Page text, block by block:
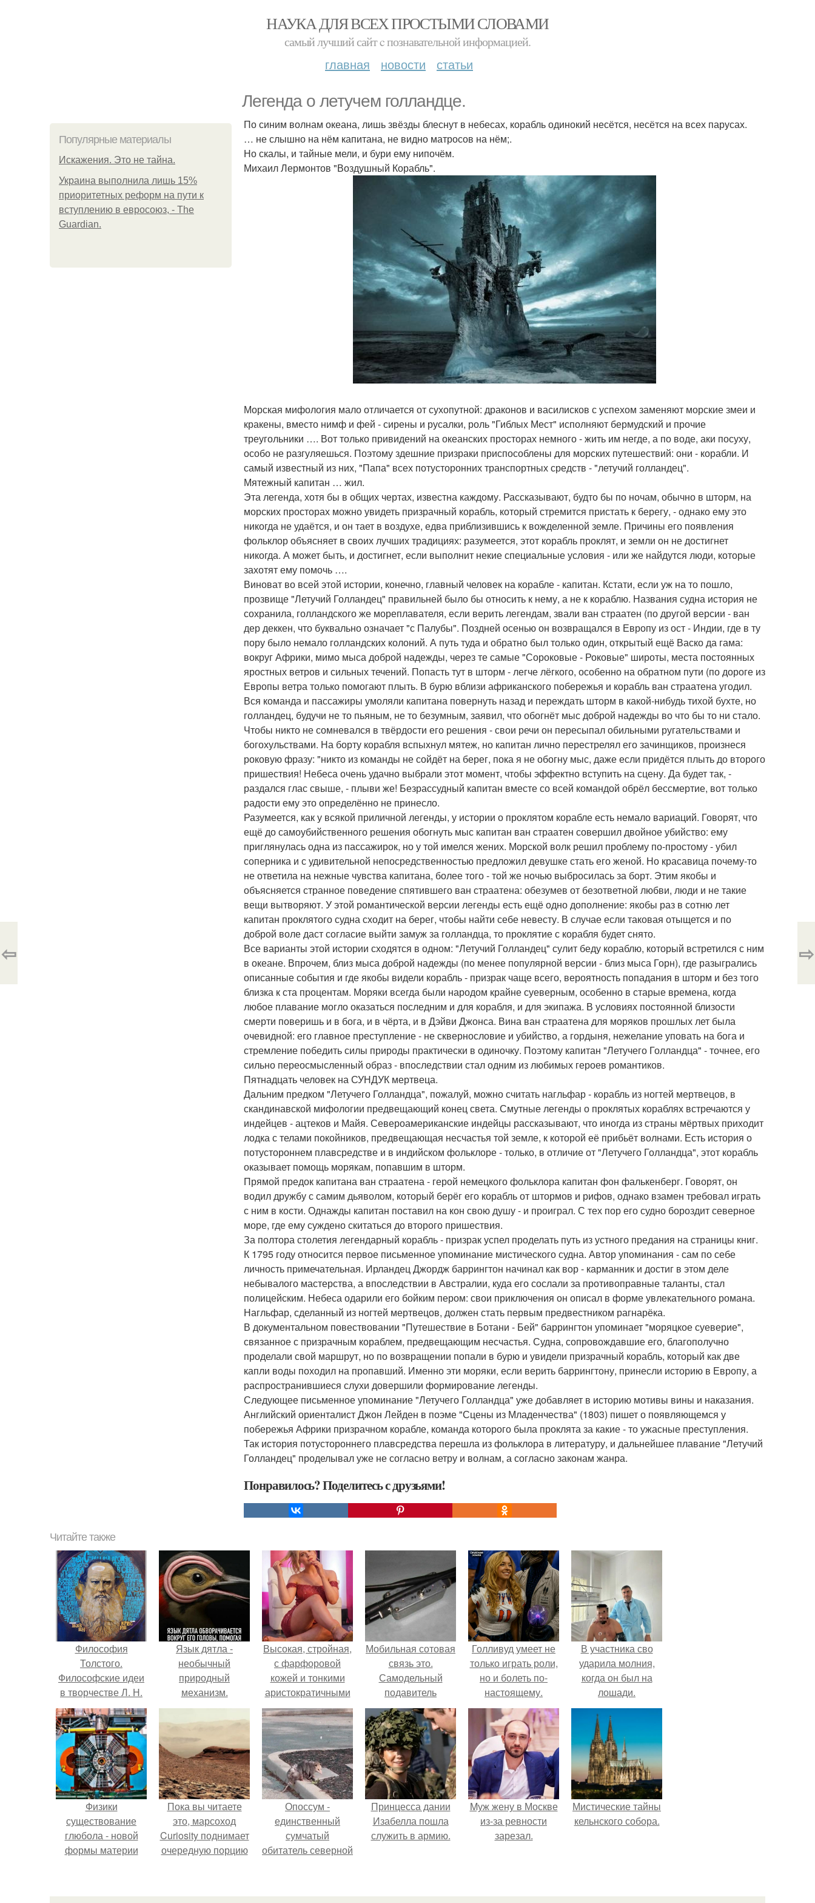
НАУКА ДЛЯ ВСЕХ ПРОСТЫМИ СЛОВАМИ
самый лучший сайт c познавательной информацией.
главная новости статьи
Легенда о летучем голландце.
Популярные материалы
Искажения. Это не тайна.
Украина выполнила лишь 15%
приоритетных реформ на пути к
вступлению в евросоюз, - The
Guardian.
По синим волнам океана, лишь звёзды блеснут в небесах, корабль одинокий несётся, несётся на всех парусах.
… не слышно на нём капитана, не видно матросов на нём;.
Но скалы, и тайные мели, и бури ему нипочём.
Михаил Лермонтов "Воздушный Корабль".
Морская мифология мало отличается от сухопутной: драконов и василисков с успехом заменяют морские змеи и
кракены, вместо нимф и фей - сирены и русалки, роль "Гиблых Мест" исполняют бермудский и прочие
треугольники …. Вот только привидений на океанских просторах немного - жить им негде, а по воде, аки посуху,
особо не разгуляешься. Поэтому здешние призраки приспособлены для морских путешествий: они - корабли. И
самый известный из них, "Папа" всех потусторонних транспортных средств - "летучий голландец".
Мятежный капитан … жил.
Эта легенда, хотя бы в общих чертах, известна каждому. Рассказывают, будто бы по ночам, обычно в шторм, на
морских просторах можно увидеть призрачный корабль, который стремится пристать к берегу, - однако ему это
никогда не удаётся, и он тает в воздухе, едва приблизившись к вожделенной земле. Причины его появления
фольклор объясняет в своих лучших традициях: разумеется, этот корабль проклят, и земли он не достигнет
никогда. А может быть, и достигнет, если выполнит некие специальные условия - или же найдутся люди, которые
захотят ему помочь ….
Виноват во всей этой истории, конечно, главный человек на корабле - капитан. Кстати, если уж на то пошло,
прозвище "Летучий Голландец" правильней было бы относить к нему, а не к кораблю. Названия судна история не
сохранила, голландского же мореплавателя, если верить легендам, звали ван страатен (по другой версии - ван
дер деккен, что буквально означает "с Палубы". Поздней осенью он возвращался в Европу из ост - Индии, где в ту
пору было немало голландских колоний. А путь туда и обратно был только один, открытый ещё Васко да гама:
вокруг Африки, мимо мыса доброй надежды, через те самые "Сороковые - Роковые" широты, места постоянных
яростных ветров и сильных течений. Попасть тут в шторм - легче лёгкого, особенно на обратном пути (по дороге из
Европы ветра только помогают плыть. В бурю вблизи африканского побережья и корабль ван страатена угодил.
Вся команда и пассажиры умоляли капитана повернуть назад и переждать шторм в какой-нибудь тихой бухте, но
голландец, будучи не то пьяным, не то безумным, заявил, что обогнёт мыс доброй надежды во что бы то ни стало.
Чтобы никто не сомневался в твёрдости его решения - свои речи он пересыпал обильными ругательствами и
богохульствами. На борту корабля вспыхнул мятеж, но капитан лично перестрелял его зачинщиков, произнеся
роковую фразу: "никто из команды не сойдёт на берег, пока я не обогну мыс, даже если придётся плыть до второго
пришествия! Небеса очень удачно выбрали этот момент, чтобы эффектно вступить на сцену. Да будет так, -
раздался глас свыше, - плыви же! Безрассудный капитан вместе со всей командой обрёл бессмертие, вот только
радости ему это определённо не принесло.
Разумеется, как у всякой приличной легенды, у истории о проклятом корабле есть немало вариаций. Говорят, что
ещё до самоубийственного решения обогнуть мыс капитан ван страатен совершил двойное убийство: ему
приглянулась одна из пассажирок, но у той имелся жених. Морской волк решил проблему по-простому - убил
соперника и с удивительной непосредственностью предложил девушке стать его женой. Но красавица почему-то
не ответила на нежные чувства капитана, более того - той же ночью выбросилась за борт. Этим якобы и
объясняется странное поведение спятившего ван страатена: обезумев от безответной любви, люди и не такие
вещи вытворяют. У этой романтической версии легенды есть ещё одно дополнение: якобы раз в сотню лет
капитан проклятого судна сходит на берег, чтобы найти себе невесту. В случае если таковая отыщется и по
доброй воле даст согласие выйти замуж за голландца, то проклятие с корабля будет снято.
Все варианты этой истории сходятся в одном: "Летучий Голландец" сулит беду кораблю, который встретился с ним
в океане. Впрочем, близ мыса доброй надежды (по менее популярной версии - близ мыса Горн), где разыгрались
описанные события и где якобы видели корабль - призрак чаще всего, вероятность попадания в шторм и без того
близка к ста процентам. Моряки всегда были народом крайне суеверным, особенно в старые времена, когда
любое плавание могло оказаться последним и для корабля, и для экипажа. В условиях постоянной близости
смерти поверишь и в бога, и в чёрта, и в Дэйви Джонса. Вина ван страатена для моряков прошлых лет была
очевидной: его главное преступление - не сквернословие и убийство, а гордыня, нежелание уповать на бога и
стремление победить силы природы практически в одиночку. Поэтому капитан "Летучего Голландца" - точнее, его
сильно переосмысленный образ - впоследствии стал одним из любимых героев романтиков.
Пятнадцать человек на СУНДУК мертвеца.
Дальним предком "Летучего Голландца", пожалуй, можно считать нагльфар - корабль из ногтей мертвецов, в
скандинавской мифологии предвещающий конец света. Смутные легенды о проклятых кораблях встречаются у
индейцев - ацтеков и Майя. Североамериканские индейцы рассказывают, что иногда из страны мёртвых приходит
лодка с телами покойников, предвещающая несчастья той земле, к которой её прибьёт волнами. Есть история о
потустороннем плавсредстве и в индийском фольклоре - только, в отличие от "Летучего Голландца", этот корабль
оказывает помощь морякам, попавшим в шторм.
Прямой предок капитана ван страатена - герой немецкого фольклора капитан фон фалькенберг. Говорят, он
водил дружбу с самим дьяволом, который берёг его корабль от штормов и рифов, однако взамен требовал играть
с ним в кости. Однажды капитан поставил на кон свою душу - и проиграл. С тех пор его судно бороздит северное
море, где ему суждено скитаться до второго пришествия.
За полтора столетия легендарный корабль - призрак успел проделать путь из устного предания на страницы книг.
К 1795 году относится первое письменное упоминание мистического судна. Автор упоминания - сам по себе
личность примечательная. Ирландец Джордж баррингтон начинал как вор - карманник и достиг в этом деле
небывалого мастерства, а впоследствии в Австралии, куда его сослали за противоправные таланты, стал
полицейским. Небеса одарили его бойким пером: свои приключения он описал в форме увлекательного романа.
Нагльфар, сделанный из ногтей мертвецов, должен стать первым предвестником рагнарёка.
В документальном повествовании "Путешествие в Ботани - Бей" баррингтон упоминает "моряцкое суеверие",
связанное с призрачным кораблем, предвещающим несчастья. Судна, сопровождавшие его, благополучно
проделали свой маршрут, но по возвращении попали в бурю и увидели призрачный корабль, который как две
капли воды походил на пропавший. Именно эти моряки, если верить баррингтону, принесли историю в Европу, а
распространившиеся слухи довершили формирование легенды.
Следующее письменное упоминание "Летучего Голландца" уже добавляет в историю мотивы вины и наказания.
Английский ориенталист Джон Лейден в поэме "Сцены из Младенчества" (1803) пишет о появляющемся у
побережья Африки призрачном корабле, команда которого была проклята за какие - то ужасные преступления.
Так история потустороннего плавсредства перешла из фольклора в литературу, и дальнейшее плавание "Летучий
Голландец" проделывал уже не согласно ветру и волнам, а согласно законам жанра.
Понравилось? Поделитесь с друзьями!
⇦ ⇨
Читайте также
Философия
Толстого.
Философские идеи
в творчестве Л. Н.
Толстого.
Язык дятла -
необычный
природный
механизм.
Высокая, стройная,
с фарфоровой
кожей и тонкими
аристократичными
чертами, эль
выглядит так, будто
сошла с полотна
художника.
Мобильная сотовая
связь это.
Самодельный
подавитель
мобильной свзяи.
Голливуд умеет не
только играть роли,
но и болеть по-
настоящему.
В участника сво
ударила молния,
когда он был на
лошади.
Физики
существование
глюбола - новой
формы материи
Пока вы читаете
это, марсоход
Curiosity поднимает
очередную порцию
Опоссум -
единственный
сумчатый
обитатель северной
Принцесса дании
Изабелла пошла
служить в армию.
Mуж жену в Москве
из-за ревности
зарезал.
Мистические тайны
кельнского собора.